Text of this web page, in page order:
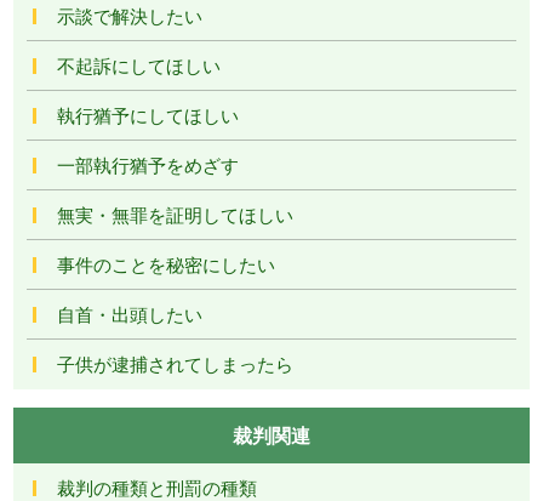
示談で解決したい
不起訴にしてほしい
執行猶予にしてほしい
一部執行猶予をめざす
無実・無罪を証明してほしい
事件のことを秘密にしたい
自首・出頭したい
子供が逮捕されてしまったら
裁判関連
裁判の種類と刑罰の種類